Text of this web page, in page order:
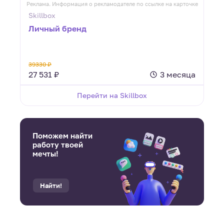
Реклама. Информация о рекламодателе по ссылке на карточке
Skillbox
Личный бренд
39330 ₽
27 531 ₽ 3 месяца
Перейти на Skillbox
Поможем найти
работу твоей
мечты!
Найти!